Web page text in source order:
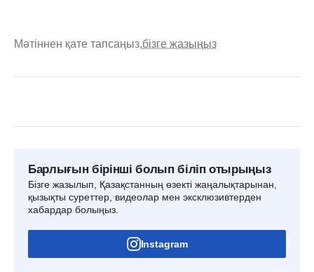
Мәтіннен қате тапсаңыз,бізге жазыңыз
Барлығын бірінші болып біліп отырыңыз
Бізге жазылып, Қазақстанның өзекті жаңалықтарынан,
қызықты суреттер, видеолар мен эксклюзивтерден
хабардар болыңыз.
Instagram